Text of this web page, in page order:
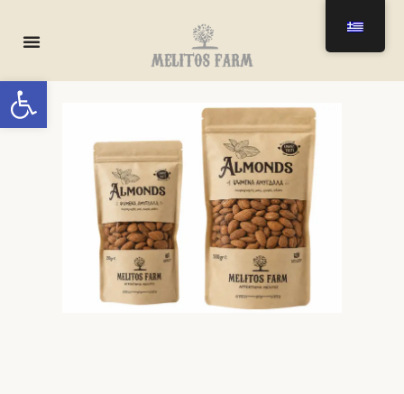
Ανοίξτε τη γραμμή εργαλείων